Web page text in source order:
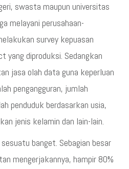
swasta maupun universitas
melayani perusahaan-
survey kepuasan
yang diproduksi. Sedangkan
jasa olah data guna keperluan
pengangguran, jumlah
penduduk berdasarkan usia,
jenis kelamin dan lain-lain.
banget. Sebagian besar
mengerjakannya, hampir 80%